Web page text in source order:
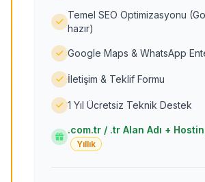
Temel SEO Optimizasyonu
hazır)
Google Maps & WhatsApp
İletişim & Teklif Formu
1 Yıl Ücretsiz Teknik Destek
.com.tr / .tr Alan Adı +
Yıllık